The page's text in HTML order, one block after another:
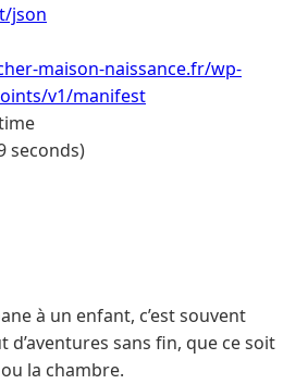
json
maison-naissance.fr/wp-
v1/manifest
seconds)
à un enfant, c’est souvent
d’aventures sans fin, que ce soit
la chambre.